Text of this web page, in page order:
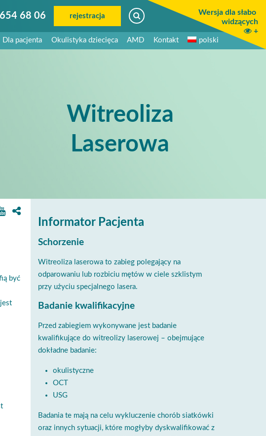
68 06 rejestracja
Wersja dla słabo
widzących
+
Dla pacjenta Okulistyka dziecięca AMD Kontakt polski
Witreoliza
Laserowa
być
Informator Pacjenta
Schorzenie
Witreoliza laserowa to zabieg polegający na
odparowaniu lub rozbiciu mętów w ciele szklistym
przy użyciu specjalnego lasera.
Badanie kwalifikacyjne
Przed zabiegiem wykonywane jest badanie
kwalifikujące do witreolizy laserowej – obejmujące
dokładne badanie:
okulistyczne
OCT
USG
Badania te mają na celu wykluczenie chorób siatkówki
oraz innych sytuacji, które mogłyby dyskwalifikować z